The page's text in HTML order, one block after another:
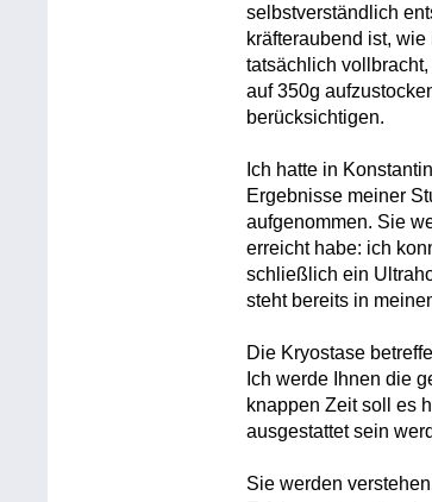
selbstverständlich
kräfteraubend ist,
tatsächlich
auf 350g
berücksichtigen.
Ich hatte in
Ergebnisse meiner
aufgenommen. Sie
erreicht habe: ich
schließlich ein
steht bereits in
Die Kryostase
Ich werde Ihnen die
knappen Zeit soll es
ausgestattet sein
Sie werden